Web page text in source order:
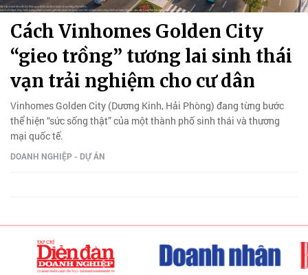
Cách Vinhomes Golden City
“gieo trồng” tương lai sinh thái
vạn trải nghiệm cho cư dân
Vinhomes Golden City (Dương Kinh, Hải Phòng) đang từng bước
thể hiện “sức sống thật” của một thành phố sinh thái và thương
mại quốc tế.
DOANH NGHIỆP - DỰ ÁN